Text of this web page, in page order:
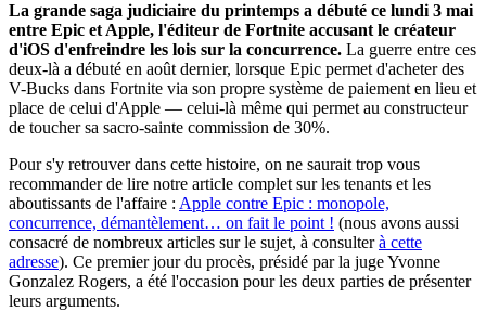
La grande saga judiciaire du printemps a débuté ce lundi 3 mai
entre Epic et Apple, l'éditeur de Fortnite accusant le créateur
d'iOS d'enfreindre les lois sur la concurrence. La guerre entre ces
deux-là a débuté en août dernier, lorsque Epic permet d'acheter des
V-Bucks dans Fortnite via son propre système de paiement en lieu et
place de celui d'Apple — celui-là même qui permet au constructeur
de toucher sa sacro-sainte commission de 30%.
Pour s'y retrouver dans cette histoire, on ne saurait trop vous
recommander de lire notre article complet sur les tenants et les
aboutissants de l'affaire : Apple contre Epic : monopole,
concurrence, démantèlement… on fait le point ! (nous avons aussi
consacré de nombreux articles sur le sujet, à consulterà cette
adresse). Ce premier jour du procès, présidé par la juge Yvonne
Gonzalez Rogers, a été l'occasion pour les deux parties de présenter
leurs arguments.